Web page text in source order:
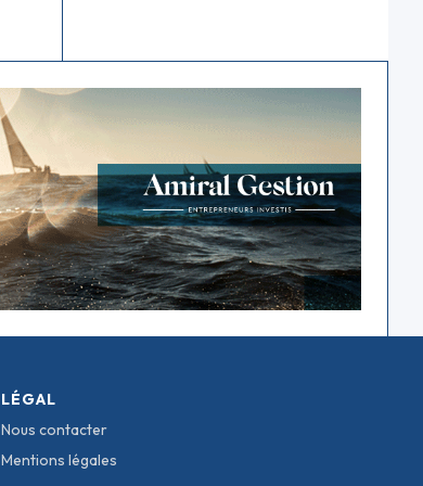
LÉGAL
Nous contacter
Mentions légales